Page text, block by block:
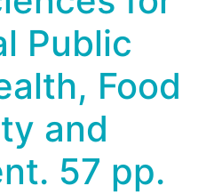
Public
Food
and
57 pp.